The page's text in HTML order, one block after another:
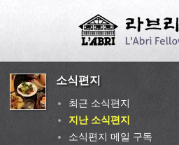
소식편지
최근 소식편지
지난 소식편지
소식편지 메일 구독